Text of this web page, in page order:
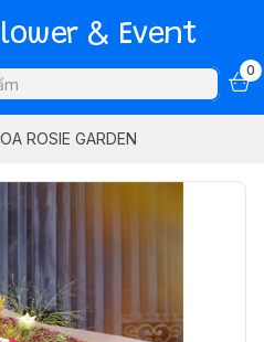
& Event
0
ROSIE GARDEN